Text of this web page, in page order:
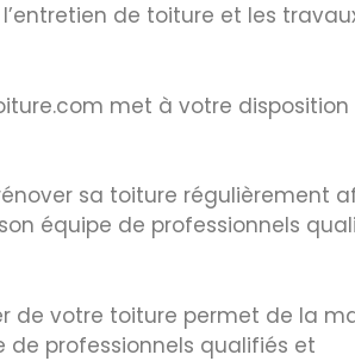
de toiture et les
met à votre disposition
sa toiture régulièrement
équipe de professionnels
de votre toiture permet de la
de professionnels qualifiés et